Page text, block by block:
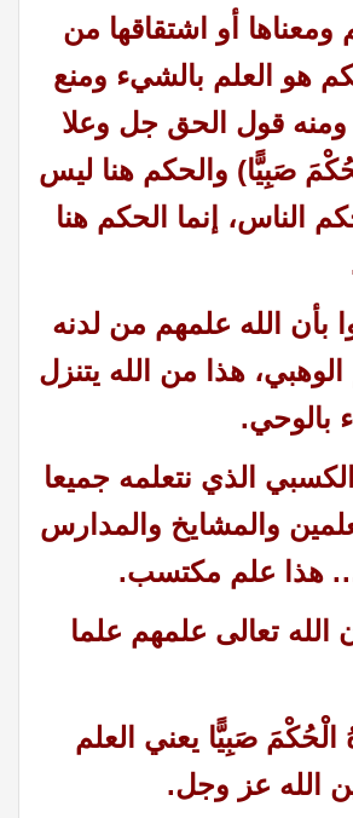
ومعناها أو اشتقاقها من
هو العلم بالشيء ومنع
قول الحق جل وعلا
صَبِيًّا) والحكم هنا ليس
الناس، إنما الحكم هنا
بأن الله علمهم من لدنه
الوهبي، هذا من الله يتنزل
بالوحي.
الذي نتعلمه جميعا
والمشايخ والمدارس
هذا علم مكتسب.
الله تعالى علمهم علما
الْحُكْمَ صَبِيًّا يعني العلم
الله عز وجل.